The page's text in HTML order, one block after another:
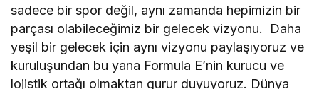
sadece bir spor değil, aynı zamanda hepimizin bir
parçası olabileceğimiz bir gelecek vizyonu. Daha
yeşil bir gelecek için aynı vizyonu paylaşıyoruz ve
kuruluşundan bu yana Formula E’nin kurucu ve
lojistik ortağı olmaktan gurur duyuyoruz. Dünya